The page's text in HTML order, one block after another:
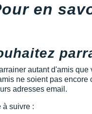
en
autant d'amis
ne soient pas encore
adresses email.
à suivre :